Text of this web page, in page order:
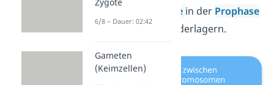
Chromosomenpaare in der Prophase
der Meiose aneinanderlagern.
6/8 – Dauer: 02:42
Gameten
(Keimzellen)